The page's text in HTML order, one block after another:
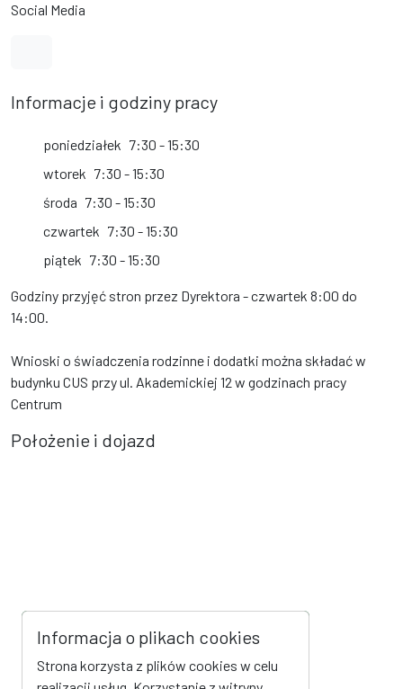
Social Media
Informacje i godziny pracy
poniedziałek 7:30 - 15:30
wtorek 7:30 - 15:30
środa 7:30 - 15:30
czwartek 7:30 - 15:30
piątek 7:30 - 15:30
Godziny przyjęć stron przez Dyrektora - czwartek 8:00 do
14:00.
Wnioski o świadczenia rodzinne i dodatki można składać w
budynku CUS przy ul. Akademickiej 12 w godzinach pracy
Centrum
Położenie i dojazd
Informacja o plikach cookies
Strona korzysta z plików cookies w celu